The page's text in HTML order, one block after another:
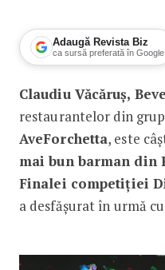
Adaugă Revista Biz
ca sursă preferată în Google
Claudiu
Claudiu Văcăruș,
restaurantelor din
AveForchetta, este
mai bun barman din
Finalei competiției
a desfășurat în urmă